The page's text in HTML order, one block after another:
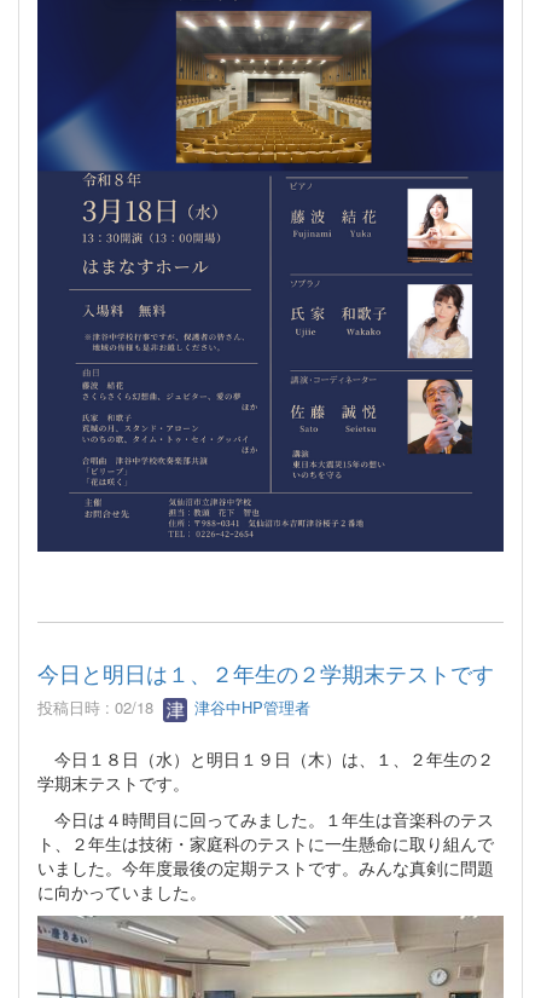
今日と明日は１、２年生の２学期末テストです
投稿日時 : 02/18 津谷中HP管理者
今日１８日（水）と明日１９日（木）は、１、２年生の２
学期末テストです。
今日は４時間目に回ってみました。１年生は音楽科のテス
ト、２年生は技術・家庭科のテストに一生懸命に取り組んで
いました。今年度最後の定期テストです。みんな真剣に問題
に向かっていました。